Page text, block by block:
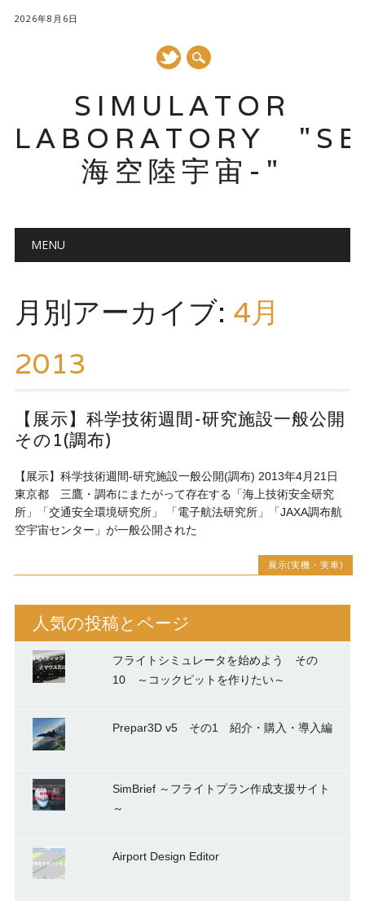
2026年8月6日
SIMULATOR
LABORATORY
海空陸宇宙-"
メインメニュー
ツ
へ
キ
MENU
月別アーカイブ: 4月
2013
【展示】科学技術週間-研究施設一般公開
その1(調布)
【展示】科学技術週間-研究施設一般公開(調布) 2013年4月21日
東京都 三鷹・調布にまたがって存在する「海上技術安全研究
所」「交通安全環境研究所」 「電子航法研究所」「JAXA調布航
空宇宙センター」が一般公開された
展示(実機・実車)
人気の投稿とページ
フライトシミュレータを始めよう その
10 ～コックピットを作りたい～
Prepar3D v5 その1 紹介・購入・導入編
SimBrief ～フライトプラン作成支援サイト
～
Airport Design Editor